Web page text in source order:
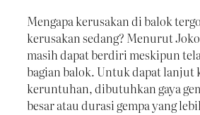
Mengapa kerusakan di balok
kerusakan sedang? Menurut
masih dapat berdiri meskipun
bagian balok. Untuk dapat lanjut
keruntuhan, dibutuhkan gaya
besar atau durasi gempa yang